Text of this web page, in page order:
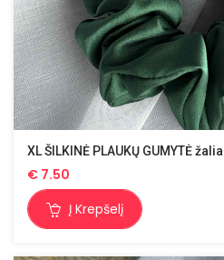
XL ŠILKINĖ PLAUKŲ GUMYTĖ žalia
€ 7.50
Į Krepšelį